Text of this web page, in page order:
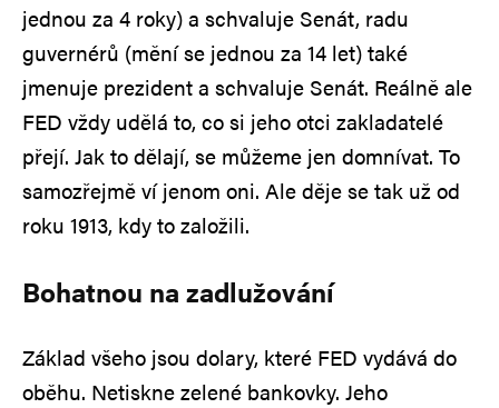
jednou za 4 roky) a schvaluje Senát, radu
guvernérů (mění se jednou za 14 let) také
jmenuje prezident a schvaluje Senát. Reálně ale
FED vždy udělá to, co si jeho otci zakladatelé
přejí. Jak to dělají, se můžeme jen domnívat. To
samozřejmě ví jenom oni. Ale děje se tak už od
roku 1913, kdy to založili.
Bohatnou na zadlužování
Základ všeho jsou dolary, které FED vydává do
oběhu. Netiskne zelené bankovky. Jeho